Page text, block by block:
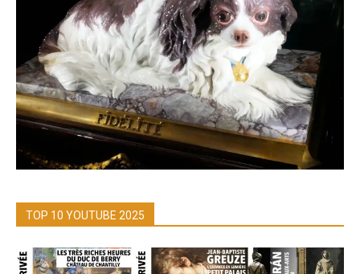
TOP 10 YOUTUBE 2025